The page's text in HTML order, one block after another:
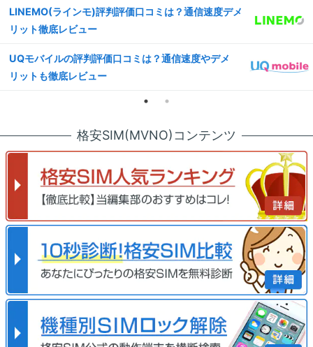
LINEMO(ラインモ)評判評価口コミは？通信速度デメ
リット徹底レビュー
UQモバイルの評判評価口コミは？通信速度やデメ
リットも徹底レビュー
格安SIM(MVNO)コンテンツ